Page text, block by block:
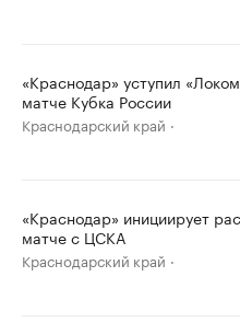
«Краснодар» уступил
матче Кубка России
Краснодарский край
«Краснодар» инициирует
матче с ЦСКА
Краснодарский край